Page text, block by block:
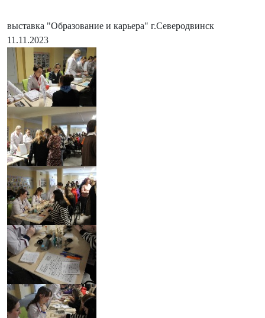
выставка "Образование и карьера" г.Северодвинск
11.11.2023